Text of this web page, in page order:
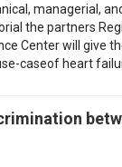
managerial,
the partners
Center will
caseof heart